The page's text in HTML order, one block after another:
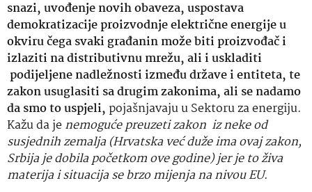
snazi, uvođenje novih obaveza, uspostava
demokratizacije proizvodnje električne energije u
okviru čega svaki građanin može biti proizvođač i
izlaziti na distributivnu mrežu, ali i uskladiti
podijeljene nadležnosti između države i entiteta, te
zakon usuglasiti sa drugim zakonima, ali se nadamo
da smo to uspjeli, pojašnjavaju u Sektoru za energiju.
Kažu da jenemoguće preuzeti zakon iz neke od
susjednih zemalja (Hrvatska već duže ima ovaj zakon,
Srbija je dobila početkom ove godine) jer je to živa
materija i situacija se brzo mijenja na nivou EU.